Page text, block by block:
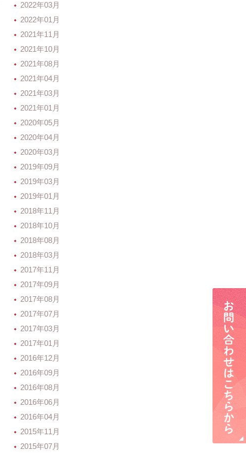
2022年03月
2022年01月
2021年11月
2021年10月
2021年08月
2021年04月
2021年03月
2021年01月
2020年05月
2020年04月
2020年03月
2019年09月
2019年03月
2019年01月
2018年11月
2018年10月
2018年08月
2018年03月
2017年11月
2017年09月
2017年08月
2017年07月
2017年03月
2017年01月
2016年12月
2016年09月
2016年08月
2016年06月
2016年04月
2015年11月
2015年07月